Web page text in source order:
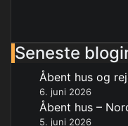
Seneste
Åbent hus og
6. juni 2026
Åbent hus –
5. juni 2026